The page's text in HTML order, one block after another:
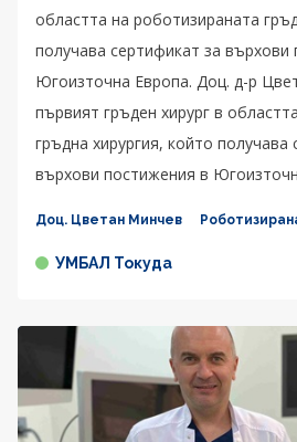
областта на роботизираната
получава сертификат за върхови
Югоизточна Европа. Доц. д-р
първият гръден хирург в
гръдна хирургия, който получава
върхови постижения в
Доц. Цветан Минчев
УМБАЛ Токуда